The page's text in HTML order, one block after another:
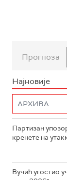
Прогноза
Најновије
Партизан
кренете на
Вучић угостио